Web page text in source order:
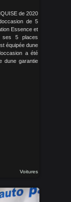
de 2020
de 5
Essence et
ses 5 places
équipée dune
a été
dune garantie
Voitures